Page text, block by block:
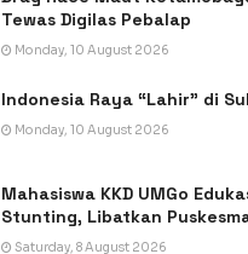
Tewas Digilas Pebalap
Monday, 10 August 2026
Indonesia Raya “Lahir” di
Monday, 10 August 2026
Mahasiswa KKD UMGo
Stunting, Libatkan
Saturday, 8 August 2026